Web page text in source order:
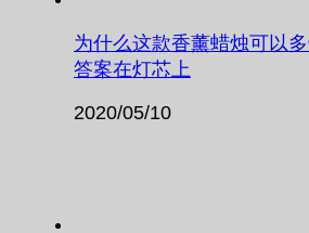
为什么这款香薰蜡烛可以
答案在灯芯上
2020/05/10